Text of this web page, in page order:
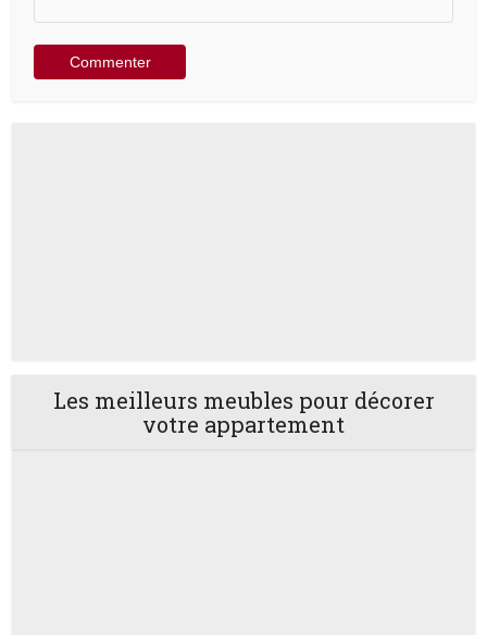
Les meilleurs meubles pour décorer
votre appartement